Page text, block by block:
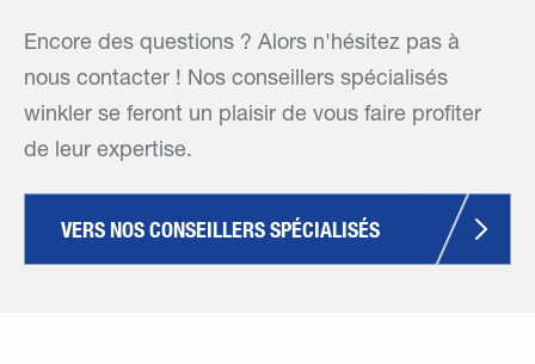
Encore des questions ? Alors n'hésitez pas à
nous contacter ! Nos conseillers spécialisés
winkler se feront un plaisir de vous faire profiter
de leur expertise.
VERS NOS CONSEILLERS SPÉCIALISÉS